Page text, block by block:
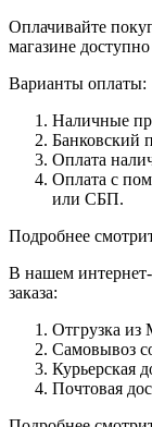
Оплачивайте
магазине
Варианты оплаты:
Наличные
Банковский
Оплата
Оплата с
или СБП.
Подробнее
В нашем интернет-
заказа:
Отгрузка
Самовывоз
Курьерская
Почтовая